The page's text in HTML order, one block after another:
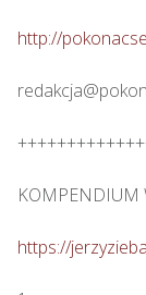
http://
KOMPENDIUM
https://